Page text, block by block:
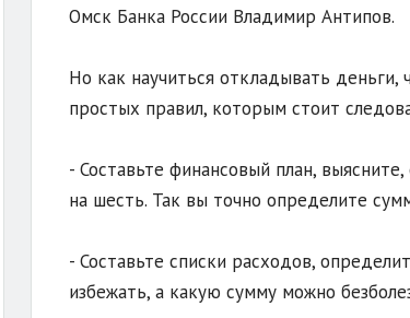
Омск Банка России Владимир Антипов.
Но как научиться откладывать
простых правил, которым стоит
- Составьте финансовый план,
на шесть. Так вы точно определите
- Составьте списки расходов,
избежать, а какую сумму можно